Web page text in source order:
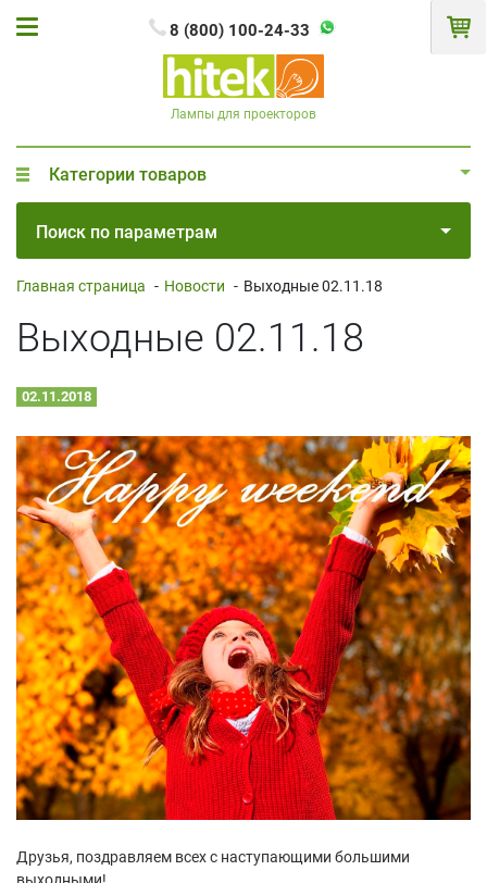
8 (800) 100-24-33
Лампы для проекторов
Категории товаров
Поиск по параметрам
Главная страница - Новости - Выходные 02.11.18
Выходные 02.11.18
02.11.2018
Друзья, поздравляем всех с наступающими большими